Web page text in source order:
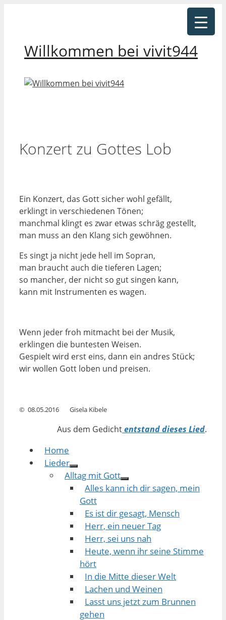
Willkommen bei vivit944
Konzert zu Gottes Lob
Ein Konzert, das Gott sicher wohl gefällt,
erklingt in verschiedenen Tönen;
manchmal klingt es zwar etwas schräg gestellt,
man muss an den Klang sich gewöhnen.
Es singt ja nicht jede hell im Sopran,
man braucht auch die tieferen Lagen;
so mancher, der nicht so gut singen kann,
kann mit Instrumenten es wagen.
Wenn jeder froh mitmacht bei der Musik,
erklingen die buntesten Weisen.
Gespielt wird erst eins, dann ein andres Stück;
wir wollen Gott loben und preisen.
© 08.05.2016 Gisela Kibele
Aus dem Gedichtentstand dieses Lied.
Home
Lieder
Alltag mit Gott
Alles kann ich dir sagen, mein
Gott
Es ist dir gesagt, Mensch
Herr, ein neuer Tag
Herr, sei uns nah
Heute, wenn ihr seine Stimme
hört
In die Mitte dieser Welt
Lachen und Weinen
Lasst uns jetzt zum Brunnen
gehen